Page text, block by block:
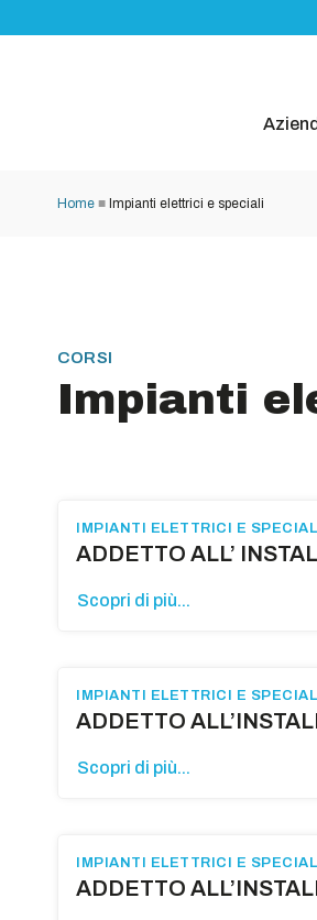
Home ■ Impianti elettrici e speciali
CORSI
Impianti
IMPIANTI ELETTRICI E SPECIALI
ADDETTO ALL’
Scopri di più...
IMPIANTI ELETTRICI E SPECIALI
ADDETTO
Scopri di più...
IMPIANTI ELETTRICI E SPECIALI
ADDETTO